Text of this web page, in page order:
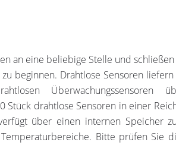
an eine beliebige Stelle und schließen
zu beginnen. Drahtlose Sensoren
Überwachungssensoren
Stück drahtlose Sensoren in einer
über einen internen Speicher
Bitte prüfen Sie